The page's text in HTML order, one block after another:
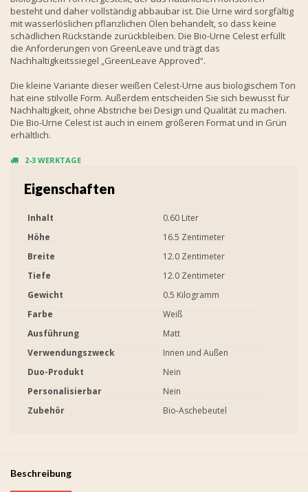
besteht und daher vollständig abbaubar ist. Die Urne wird sorgfältig
mit wasserlöslichen pflanzlichen Ölen behandelt, so dass keine
schädlichen Rückstände zurückbleiben. Die Bio-Urne Celest erfüllt
die Anforderungen von GreenLeave und trägt das
Nachhaltigkeitssiegel „GreenLeave Approved“.
Die kleine Variante dieser weißen Celest-Urne aus biologischem Ton
hat eine stilvolle Form. Außerdem entscheiden Sie sich bewusst für
Nachhaltigkeit, ohne Abstriche bei Design und Qualität zu machen.
Die Bio-Urne Celest ist auch in einem größeren Format und in Grün
erhältlich.
2-3 WERKTAGE
Eigenschaften
Inhalt
0.60 Liter
Höhe
16.5 Zentimeter
Breite
12.0 Zentimeter
Tiefe
12.0 Zentimeter
Gewicht
0.5 Kilogramm
Farbe
Weiß
Ausführung
Matt
Verwendungszweck
Innen und Außen
Duo-Produkt
Nein
Personalisierbar
Nein
Zubehör
Bio-Aschebeutel
Beschreibung